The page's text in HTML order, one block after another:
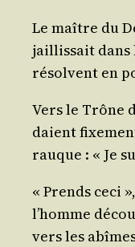
Le maître du
jaillis­sait dans
résolvent en
Vers le Trône
daient
rauque : « Je
« Prends ceci
l’homme
vers les